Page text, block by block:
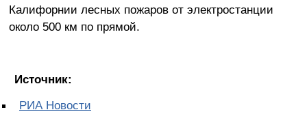
Калифорнии лесных пожаров от электростанции
около 500 км по прямой.
Источник:
РИА Новости